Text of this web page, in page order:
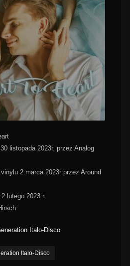
listopada 2023r. przez Analog
2 marca 2023r przez Around
lutego 2023 r.
Italo-Disco
Italo-Disco